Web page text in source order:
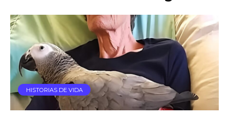
HISTORIAS DE VIDA